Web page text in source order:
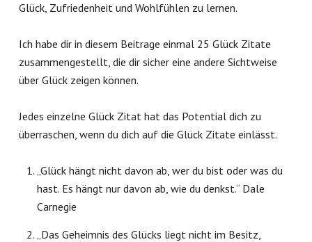
Glück, Zufriedenheit und Wohlfühlen zu lernen.
Ich habe dir in diesem Beitrage einmal 25 Glück Zitate
zusammengestellt, die dir sicher eine andere Sichtweise
über Glück zeigen können.
Jedes einzelne Glück Zitat hat das Potential dich zu
überraschen, wenn du dich auf die Glück Zitate einlässt.
„Glück hängt nicht davon ab, wer du bist oder was du
hast. Es hängt nur davon ab, wie du denkst.“ Dale
Carnegie
„Das Geheimnis des Glücks liegt nicht im Besitz,